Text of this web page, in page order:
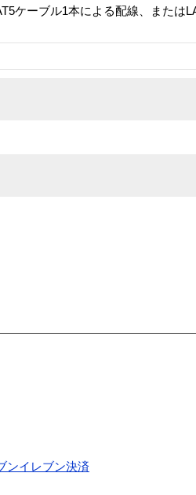
ケーブル1本による配線、または
ンイレブン決済